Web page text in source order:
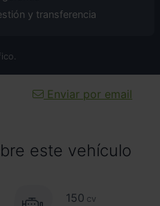
este vehículo
150 cv
y transferencia
Enviar por email